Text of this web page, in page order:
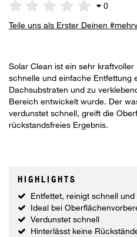
0
Teile uns als Erster Deinen
Solar Clean ist ein sehr
schnelle und einfache Entfettung
Dachsubstraten und zu
Bereich entwickelt wurde. Der
verdunstet schnell, greift die
rückstandsfreies Ergebnis.
HIGHLIGHTS
Entfettet, reinigt schnell und
Ideal bei
Verdunstet schnell
Hinterlässt keine